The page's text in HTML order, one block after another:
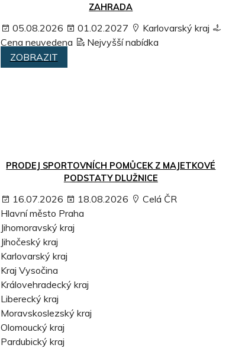
ZAHRADA
05.08.2026 01.02.2027
Karlovarský kraj
Cena neuvedena
Nejvyšší nabídka
ZOBRAZIT
PRODEJ SPORTOVNÍCH POMŮCEK Z MAJETKOVÉ
PODSTATY DLUŽNICE
16.07.2026 18.08.2026
Celá ČR
Hlavní město Praha
Jihomoravský kraj
Jihočeský kraj
Karlovarský kraj
Kraj Vysočina
Královehradecký kraj
Liberecký kraj
Moravskoslezský kraj
Olomoucký kraj
Pardubický kraj